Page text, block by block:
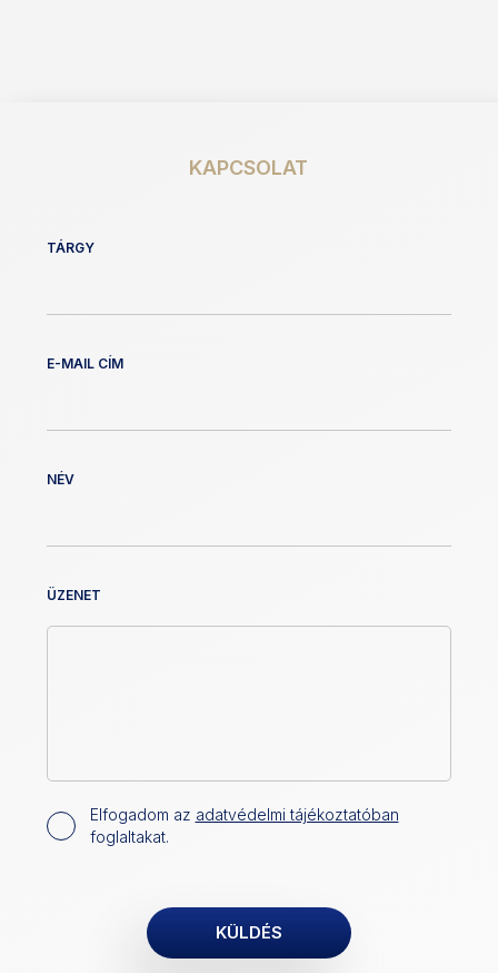
KAPCSOLAT
TÁRGY
E-MAIL CÍM
NÉV
ÜZENET
Elfogadom az adatvédelmi tájékoztatóban
foglaltakat.